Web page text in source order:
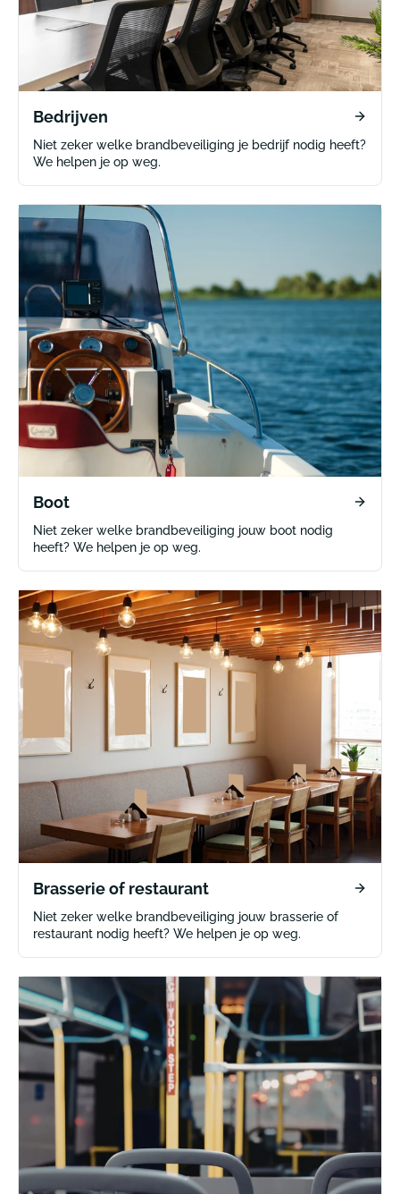
Bedrijven
Niet zeker welke brandbeveiliging je bedrijf nodig heeft?
We helpen je op weg.
Boot
Niet zeker welke brandbeveiliging jouw boot nodig
heeft? We helpen je op weg.
Brasserie of restaurant
Niet zeker welke brandbeveiliging jouw brasserie of
restaurant nodig heeft? We helpen je op weg.